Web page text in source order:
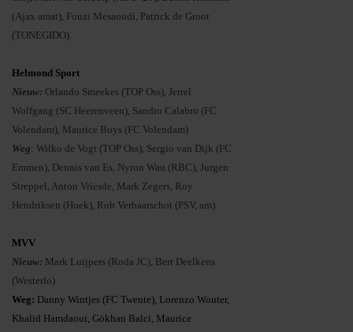
(Ajax amat), Fouzi Mesaoudi, Patrick de Groot
(TONEGIDO).
Helmond Sport
Nieuw: Orlando Smeekes (TOP Oss), Jerrel
Wolfgang (SC Heerenveen), Sandro Calabro (FC
Volendam), Maurice Buys (FC Volendam)
Weg: Wilko de Vogt (TOP Oss), Sergio van Dijk (FC
Emmen), Dennis van Es, Nyron Wau (RBC), Jurgen
Streppel, Anton Vriesde, Mark Zegers, Roy
Hendriksen (Hoek), Rob Verbaarschot (PSV, am).
MVV
Nieuw: Mark Luijpers (Roda JC), Bert Deelkens
(Westerlo)
Weg: Danny Wintjes (FC Twente), Lorenzo Wouter,
Khalid Hamdaoui, Gökhan Balci, Maurice